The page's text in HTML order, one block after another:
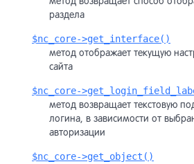
раздела
$nc_core->get_interface()
метод отображает текущую
сайта
$nc_core-
метод возвращает текстовую
логина, в зависимости от
авторизации
$nc_core->get_object()